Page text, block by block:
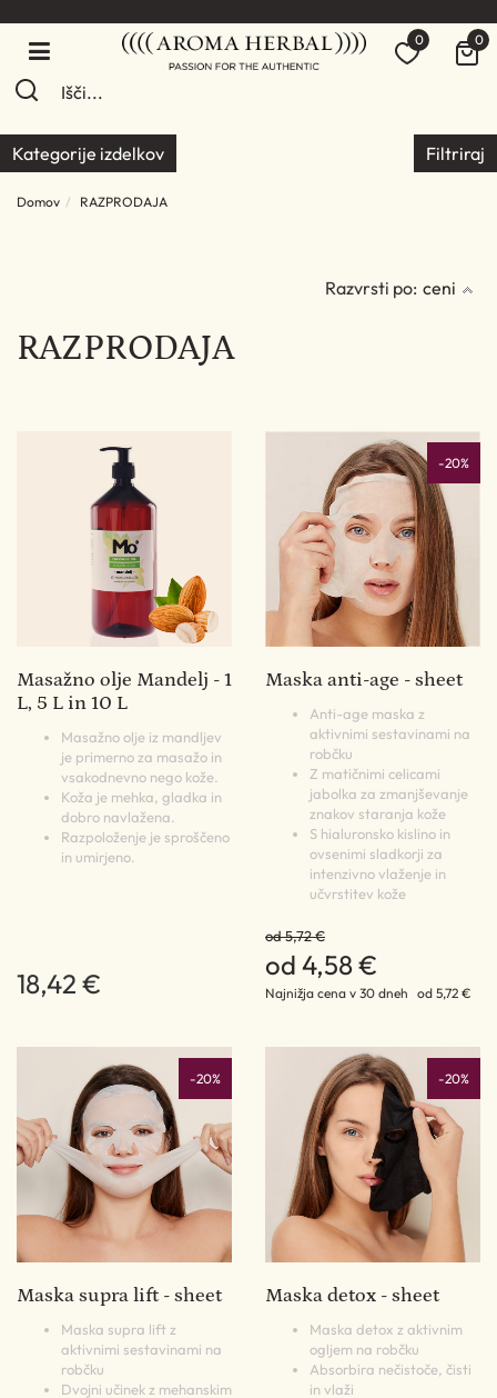
0 0
Kategorije izdelkov Filtriraj
Domov RAZPRODAJA
Razvrsti po: ceni
RAZPRODAJA
Masažno olje Mandelj - 1
L, 5 L in 10 L
Masažno olje iz mandljev
je primerno za masažo in
vsakodnevno nego kože.
Koža je mehka, gladka in
dobro navlažena.
Razpoloženje je sproščeno
in umirjeno.
18,42 €
-20%
Maska anti-age - sheet
Anti-age maska z
aktivnimi sestavinami na
robčku
Z matičnimi celicami
jabolka za zmanjševanje
znakov staranja kože
S hialuronsko kislino in
ovsenimi sladkorji za
intenzivno vlaženje in
učvrstitev kože
od 5,72 €
od 4,58 €
Najnižja cena v 30 dneh od 5,72 €
-20%
Maska supra lift - sheet
Maska supra lift z
aktivnimi sestavinami na
robčku
Dvojni učinek z mehanskim
-20%
Maska detox - sheet
Maska detox z aktivnim
ogljem na robčku
Absorbira nečistoče, čisti
in vlaži